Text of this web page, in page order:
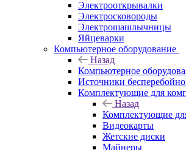
Электрооткрывалки
Электросковороды
Электрошашлычницы
Яйцеварки
Компьютерное оборудование
Назад
Компьютерное
Источники
Комплектующие для
Назад
Комплектующие
Видеокарты
Жетские диски
Майнеры